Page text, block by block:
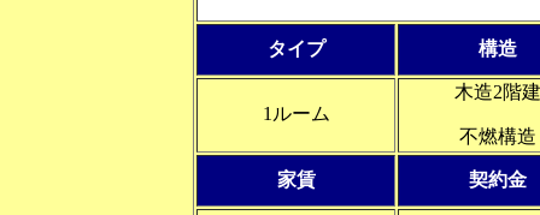
タイプ 構造
1ルーム
木造2階建
不燃構造
家賃 契約金